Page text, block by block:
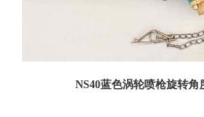
NS40蓝色涡轮喷枪旋转角